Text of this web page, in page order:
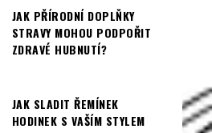
JAK PŘÍRODNÍ DOPLŇKY
STRAVY MOHOU PODPOŘIT
ZDRAVÉ HUBNUTÍ?
JAK SLADIT ŘEMÍNEK
HODINEK S VAŠÍM STYLEM